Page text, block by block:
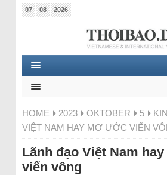
07 08 2026
HOME 2023 OKTOBER 5
VIỆT NAM HAY MƠ ƯỚC VIỂN
Lãnh đạo Việt Nam
viển vông